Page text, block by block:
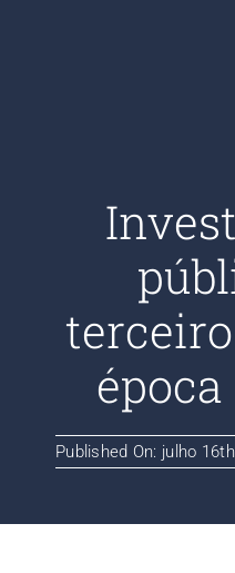
Published On: julho